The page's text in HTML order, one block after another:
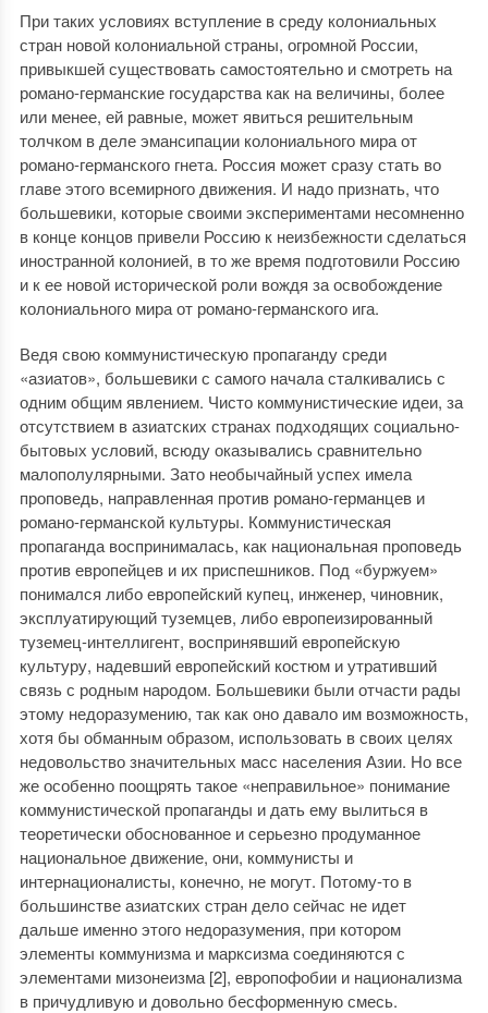
При таких условиях вступление в среду колониальных
стран новой колониальной страны, огромной России,
привыкшей существовать самостоятельно и смотреть на
романо-германские государства как на величины, более
или менее, ей равные, может явиться решительным
толчком в деле эмансипации колониального мира от
романо-германского гнета. Россия может сразу стать во
главе этого всемирного движения. И надо признать, что
большевики, которые своими экспериментами несомненно
в конце концов привели Россию к неизбежности сделаться
иностранной колонией, в то же время подготовили Россию
и к ее новой исторической роли вождя за освобождение
колониального мира от романо-германского ига.
Ведя свою коммунистическую пропаганду среди
«азиатов», большевики с самого начала сталкивались с
одним общим явлением. Чисто коммунистические идеи, за
отсутствием в азиатских странах подходящих социально-
бытовых условий, всюду оказывались сравнительно
малополулярными. Зато необычайный успех имела
проповедь, направленная против романо-германцев и
романо-германской культуры. Коммунистическая
пропаганда воспринималась, как национальная проповедь
против европейцев и их приспешников. Под «буржуем»
понимался либо европейский купец, инженер, чиновник,
эксплуатирующий туземцев, либо европеизированный
туземец-интеллигент, воспринявший европейскую
культуру, надевший европейский костюм и утративший
связь с родным народом. Большевики были отчасти рады
этому недоразумению, так как оно давало им возможность,
хотя бы обманным образом, использовать в своих целях
недовольство значительных масс населения Азии. Но все
же особенно поощрять такое «неправильное» понимание
коммунистической пропаганды и дать ему вылиться в
теоретически обоснованное и серьезно продуманное
национальное движение, они, коммунисты и
интернационалисты, конечно, не могут. Потому-то в
большинстве азиатских стран дело сейчас не идет
дальше именно этого недоразумения, при котором
элементы коммунизма и марксизма соединяются с
элементами мизонеизма [2], европофобии и национализма
в причудливую и довольно бесформенную смесь.